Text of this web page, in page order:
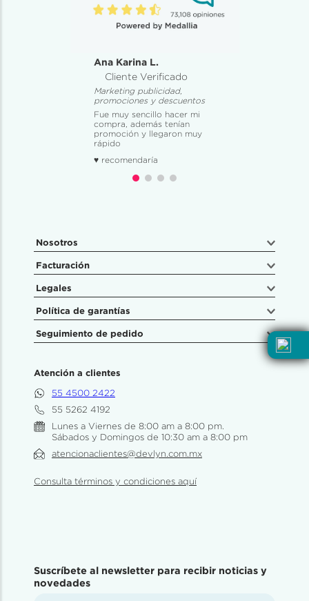
Ana Karina L.
Cliente Verificado
Marketing publicidad,
promociones y descuentos
Fue muy sencillo hacer mi
compra, además tenían
promoción y llegaron muy
rápido
♥ recomendaría
Nosotros
Facturación
Legales
Política de garantías
Seguimiento de pedido
Atención a clientes
55 4500 2422
55 5262 4192
Lunes a Viernes de 8:00 am a 8:00 pm.
Sábados y Domingos de 10:30 am a 8:00 pm
atencionaclientes@devlyn.com.mx
Consulta términos y condiciones aquí
Suscríbete al newsletter para recibir noticias y
novedades